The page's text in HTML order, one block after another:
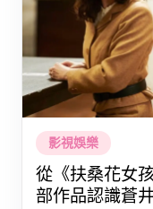
影視娛樂
從《扶桑花女
部作品認識蒼